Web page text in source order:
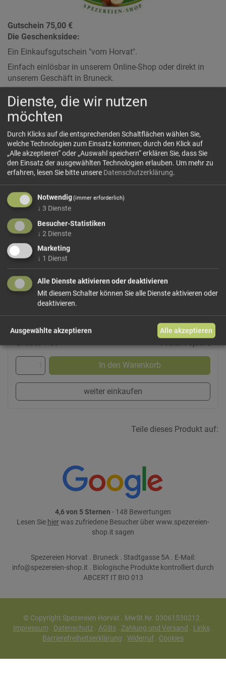
Gutschein 75,00 €
Die Geschenksidee:
Ein Einkaufsgutschein "vom Horvat".
Einfach einlösbar in unserem Online-Shop oder direkt in
unserem Geschäft in Bruneck.
Legen Sie den Gutschein "vom Horvat" wie ein normales
Produkt in den Warenkorb.
Nach Bezahlung der Bestellung erhalten Sie eine
Bestätigungsmail mit dem Gutschein als Anlage in Form
einer PDF-Datei an die angegebene E-Mailadresse
zugeschickt.
- Produkte auswählen und in den Warenkorb legen
- den Gutscheincode in das dafür vorgesehene Feld im
Warenkorb eingeben und auf einlösen klicken
- der Gutscheinbetrag wird automatisch vom geschuldeten
Betrag abgezogen
- Übersteigt der Gutschweinwert den geschuldeten Betrag
bleibt der Rest natürlich erhalten und kann das
nächste Mal verwendet werden
- Reicht der Gutscheinwert nicht aus um den geschuldeten
Betrag zu decken bezahlen Sie die Differenz wie
gewohnt.
In den Warenkorb
weiter einkaufen
Teile dieses Produkt auf:
4,6 von 5 Sternen - 148 Bewertungen
Lesen Sie hierwas zufriedene Besucher über www.spezereien-
shop.it sagen
Spezereien Horvat . Bruneck . Stadtgasse 5A . E-Mail:
info@spezereien-shop.it . Biologische Produkte kontrolliert durch
ABCERT IT BIO 013
© Copyright Spezereien Horvat . MwSt.Nr. 03061530212 .
Impressum. Datenschutz. AGBs. Zahlung und Versand . Links.
Barrierefreiheitserklärung . Widerruf . Cookies
Dienste, die wir nutzen
möchten
Durch Klicks auf die entsprechenden Schaltflächen wählen Sie,
welche Technologien zum Einsatz kommen; durch den Klick auf
„Alle akzeptieren“ oder „Auswahl speichern“ erklären Sie, dass Sie
den Einsatz der ausgewählten Technologien erlauben. Um mehr zu
erfahren, lesen Sie bitte unsere Datenschutzerklärung.
Notwendig(immer erforderlich)
↓ 3 Dienste
Besucher-Statistiken
↓ 2 Dienste
Marketing
↓ 1 Dienst
Alle Dienste aktivieren oder deaktivieren
Mit diesem Schalter können Sie alle Dienste aktivieren oder
deaktivieren.
Ausgewählte akzeptieren Alle akzeptieren